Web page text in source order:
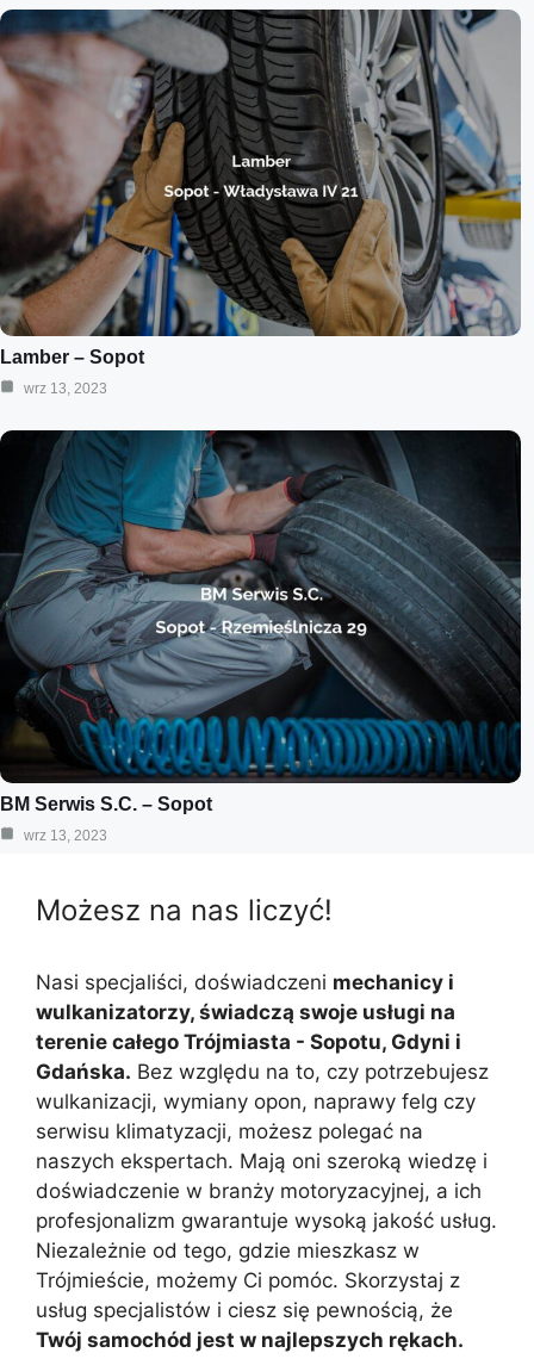
Lamber – Sopot
wrz 13, 2023
BM Serwis S.C. – Sopot
wrz 13, 2023
Możesz na nas liczyć!
Nasi specjaliści, doświadczeni mechanicy i
wulkanizatorzy, świadczą swoje usługi na
terenie całego Trójmiasta - Sopotu, Gdyni i
Gdańska. Bez względu na to, czy potrzebujesz
wulkanizacji, wymiany opon, naprawy felg czy
serwisu klimatyzacji, możesz polegać na
naszych ekspertach. Mają oni szeroką wiedzę i
doświadczenie w branży motoryzacyjnej, a ich
profesjonalizm gwarantuje wysoką jakość usług.
Niezależnie od tego, gdzie mieszkasz w
Trójmieście, możemy Ci pomóc. Skorzystaj z
usług specjalistów i ciesz się pewnością, że
Twój samochód jest w najlepszych rękach.